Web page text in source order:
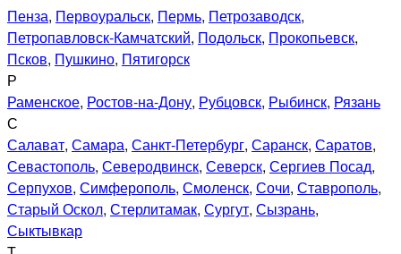
Пенза, Первоуральск, Пермь, Петрозаводск,
Петропавловск-Камчатский, Подольск, Прокопьевск,
Псков, Пушкино, Пятигорск
Р
Раменское, Ростов-на-Дону, Рубцовск, Рыбинск, Рязань
С
Салават, Самара, Санкт-Петербург, Саранск, Саратов,
Севастополь, Северодвинск, Северск, Сергиев Посад,
Серпухов, Симферополь, Смоленск, Сочи, Ставрополь,
Старый Оскол, Стерлитамак, Сургут, Сызрань,
Сыктывкар